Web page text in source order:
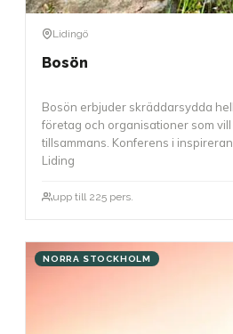
Lidingö
Bosön
Bosön erbjuder skräddarsydda
företag och organisationer som
tillsammans. Konferens i
Liding
upp till 225 pers.
NORRA STOCKHOLM